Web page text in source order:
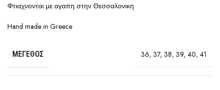
Φτιαχνονται με αγαπη στην Θεσσαλονικη
Hand made in Greece
ΜΈΓΕΘΟΣ 36, 37, 38, 39, 40, 41